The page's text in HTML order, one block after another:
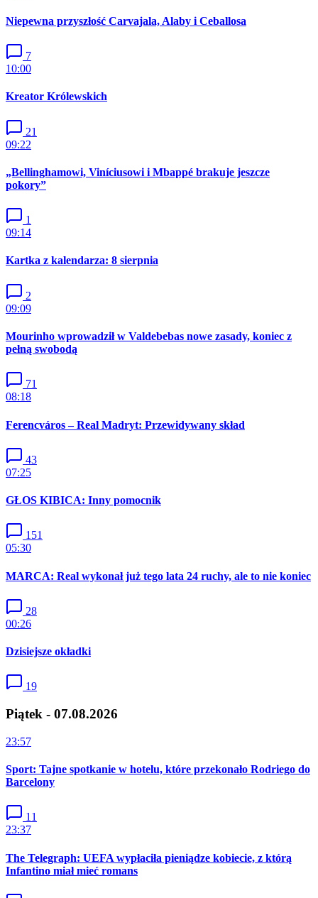
Niepewna przyszłość Carvajala, Alaby i Ceballosa
7
10:00
Kreator Królewskich
21
09:22
„Bellinghamowi, Viníciusowi i Mbappé brakuje jeszcze
pokory”
1
09:14
Kartka z kalendarza: 8 sierpnia
2
09:09
Mourinho wprowadził w Valdebebas nowe zasady, koniec z
pełną swobodą
71
08:18
Ferencváros – Real Madryt: Przewidywany skład
43
07:25
GŁOS KIBICA: Inny pomocnik
151
05:30
MARCA: Real wykonał już tego lata 24 ruchy, ale to nie koniec
28
00:26
Dzisiejsze okładki
19
Piątek - 07.08.2026
23:57
Sport: Tajne spotkanie w hotelu, które przekonało Rodriego do
Barcelony
11
23:37
The Telegraph: UEFA wypłaciła pieniądze kobiecie, z którą
Infantino miał mieć romans